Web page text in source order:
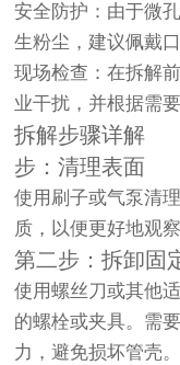
安全防护：由于微
生粉尘，建议佩戴
现场检查：在拆解
业干扰，并根据需
拆解步骤详解
步：清理表面
使用刷子或气泵清
质，以便更好地观察
第二步：拆卸固
使用螺丝刀或其他
的螺栓或夹具。需
力，避免损坏管壳。